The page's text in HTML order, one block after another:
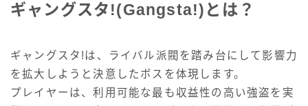
ギャングスタ!(Gangsta!)とは？
ギャングスタ!は、ライバル派閥を踏み台にして影響力
を拡大しようと決意したボスを体現します。
プレイヤーは、利用可能な最も収益性の高い強盗を実